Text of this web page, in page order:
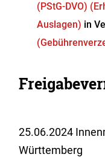
(PStG-DVO)
Auslagen) in
25.06.2024
Württemberg